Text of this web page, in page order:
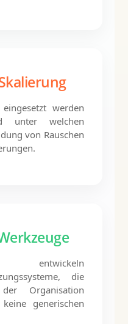
werden
welchen
von Rauschen
die
Organisation
generischen